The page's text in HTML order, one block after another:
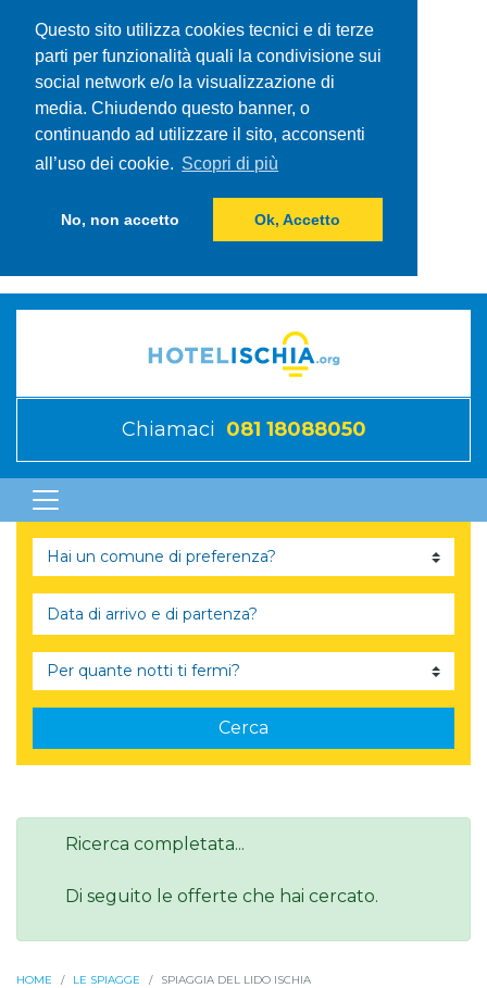
Questo sito utilizza cookies tecnici e di terze
parti per funzionalità quali la condivisione sui
social network e/o la visualizzazione di
media. Chiudendo questo banner, o
continuando ad utilizzare il sito, acconsenti
all’uso dei cookie. Scopri di più
No, non accetto Ok, Accetto
Chiamaci 081 18088050
Cerca
Ricerca completata...
Di seguito le offerte che hai cercato.
HOME LE SPIAGGE SPIAGGIA DEL LIDO ISCHIA